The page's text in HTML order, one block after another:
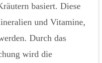
basiert. Diese
und Vitamine,
Durch das
wird die